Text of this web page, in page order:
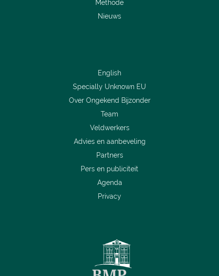
Methode
Nieuws
English
Specially Unknown EU
Over Ongekend Bijzonder
Team
Veldwerkers
Advies en aanbeveling
Partners
Pers en publiciteit
Agenda
Privacy